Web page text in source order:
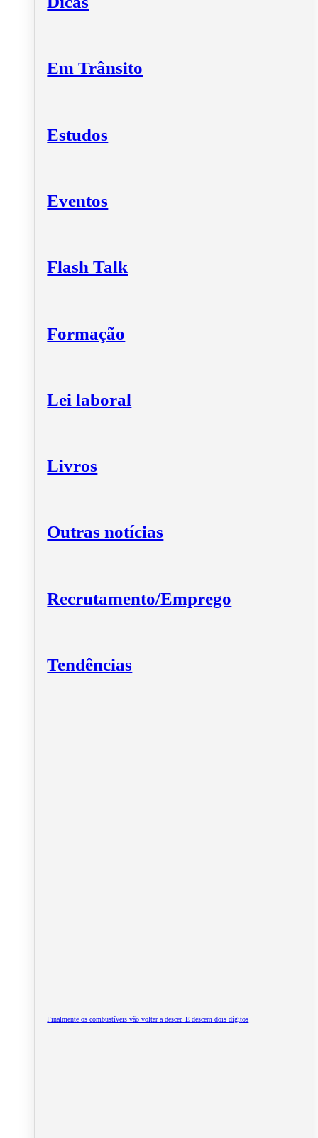
Em Trânsito
Estudos
Eventos
Flash Talk
Formação
Lei laboral
Livros
Outras notícias
Recrutamento/Emprego
Tendências
Finalmente os combustíveis vão voltar a descer. E descem dois dígitos